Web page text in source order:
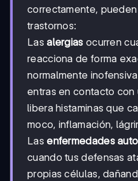
correctamente,
trastornos:
Lasalergias ocurren
reacciona de forma
normalmente
entras en contacto
libera histaminas que
moco, inflamación,
Lasenfermedades
cuando tus defensas
propias células,